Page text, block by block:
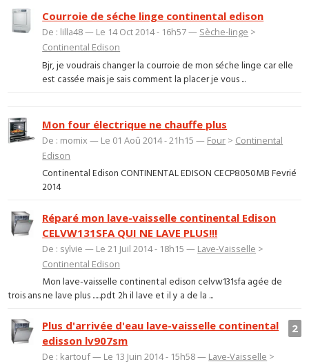
Courroie de séche linge continental edison
De : lilla48 — Le 14 Oct 2014 - 16h57 — Sèche-linge >
Continental Edison
Bjr, je voudrais changer la courroie de mon séche linge car elle
est cassée mais je sais comment la placer je vous ...
Mon four électrique ne chauffe plus
De : momix — Le 01 Aoû 2014 - 21h15 — Four > Continental
Edison
Continental Edison CONTINENTAL EDISON CECP8050MB Fevrié
2014
Réparé mon lave-vaisselle continental Edison
CELVW131SFA QUI NE LAVE PLUS!!!
De : sylvie — Le 21 Juil 2014 - 18h15 — Lave-Vaisselle >
Continental Edison
Mon lave-vaisselle continental edison celvw131sfa agée de
trois ans ne lave plus ......pdt 2h il lave et il y a de la ...
2
Plus d'arrivée d'eau lave-vaisselle continental
edisson lv907sm
De : kartouf — Le 13 Juin 2014 - 15h58 — Lave-Vaisselle >